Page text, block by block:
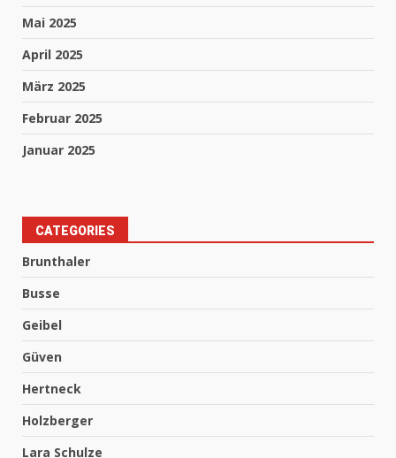
Mai 2025
April 2025
März 2025
Februar 2025
Januar 2025
CATEGORIES
Brunthaler
Busse
Geibel
Güven
Hertneck
Holzberger
Lara Schulze